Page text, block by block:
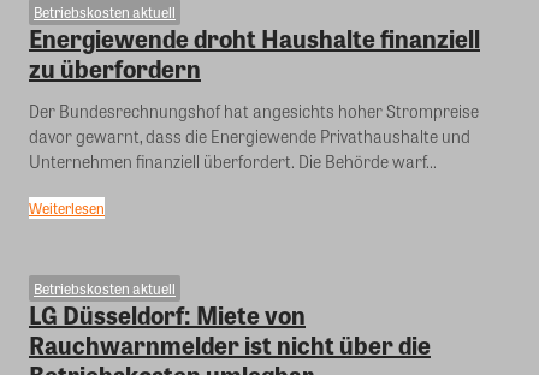
Betriebskosten aktuell
Energiewende droht Haushalte finanziell
zu überfordern
Der Bundesrechnungshof hat angesichts hoher Strompreise
davor gewarnt, dass die Energiewende Privathaushalte und
Unternehmen finanziell überfordert. Die Behörde warf...
Weiterlesen
Betriebskosten aktuell
LG Düsseldorf: Miete von
Rauchwarnmelder ist nicht über die